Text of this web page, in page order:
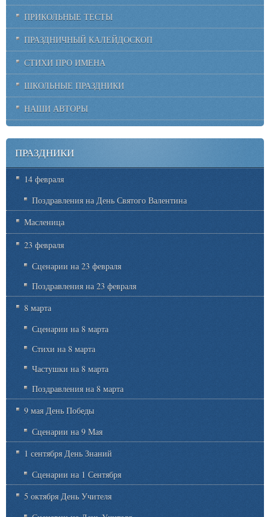
ПРИКОЛЬНЫЕ ТЕСТЫ
ПРАЗДНИЧНЫЙ КАЛЕЙДОСКОП
СТИХИ ПРО ИМЕНА
ШКОЛЬНЫЕ ПРАЗДНИКИ
НАШИ АВТОРЫ
ПРАЗДНИКИ
14 февраля
Поздравления на День Святого Валентина
Масленица
23 февраля
Сценарии на 23 февраля
Поздравления на 23 февраля
8 марта
Сценарии на 8 марта
Стихи на 8 марта
Частушки на 8 марта
Поздравления на 8 марта
9 мая День Победы
Сценарии на 9 Мая
1 сентября День Знаний
Сценарии на 1 Сентября
5 октября День Учителя